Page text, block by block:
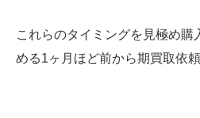
これらのタイミングを見極め購
める1ヶ月ほど前から期買取依